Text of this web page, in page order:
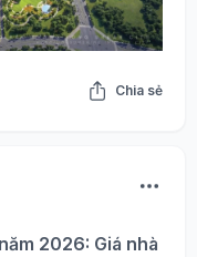
Chia sẻ
2026: Giá nhà